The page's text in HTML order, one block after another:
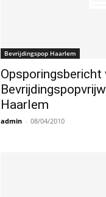
Bevrijdingspop Haarlem
Opsporingsbericht
Haarlem
admin - 08/04/2010